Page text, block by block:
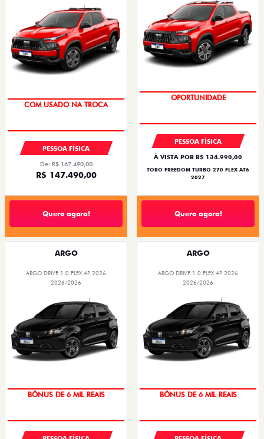
COM USADO NA TROCA
PESSOA FÍSICA
De: R$ 167.490,00
R$ 147.490,00
Quero agora!
OPORTUNIDADE
PESSOA FÍSICA
À VISTA POR R$ 134.990,00
TORO FREEDOM TURBO 270 FLEX AT6
2027
Quero agora!
ARGO
ARGO DRIVE 1.0 FLEX 4P 2026
2026/2026
BÔNUS DE 6 MIL REAIS
ARGO
ARGO DRIVE 1.0 FLEX 4P 2026
2026/2026
BÔNUS DE 6 MIL REAIS